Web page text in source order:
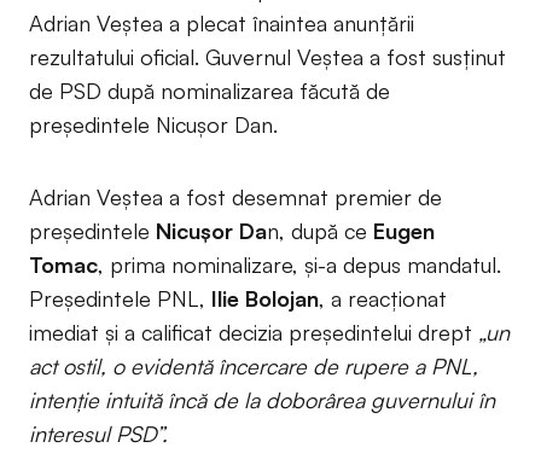
Adrian Veștea a plecat înaintea anunțării
rezultatului oficial. Guvernul Veștea a fost susținut
de PSD după nominalizarea făcută de
președintele Nicușor Dan.
Adrian Veștea a fost desemnat premier de
președintele Nicușor Dan, după ce Eugen
Tomac, prima nominalizare, și-a depus mandatul.
Președintele PNL, Ilie Bolojan, a reacționat
imediat și a calificat decizia președintelui drept „un
act ostil, o evidentă încercare de rupere a PNL,
intenție intuită încă de la doborârea guvernului în
interesul PSD”.